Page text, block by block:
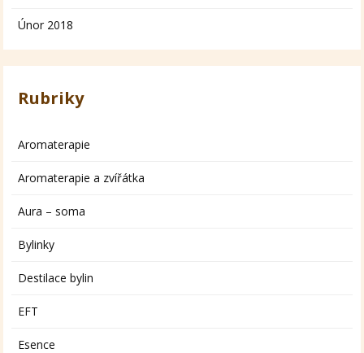
Únor 2018
Rubriky
Aromaterapie
Aromaterapie a zvířátka
Aura – soma
Bylinky
Destilace bylin
EFT
Esence